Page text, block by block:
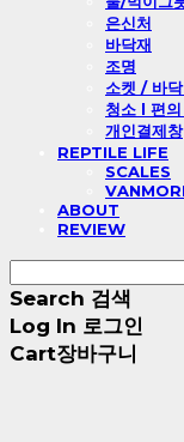
은신처
바닥재
조명
소켓 / 바
청소 l 편
개인결제창
REPTILE LIFE
SCALES
VANMORI
ABOUT
REVIEW
Search 검색
Log In 로그인
Cart장바구니